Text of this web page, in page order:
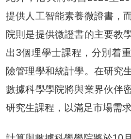
提供人工智能素養微證書，
院則是提供微證書的主要教
出3個理學士課程，分別着
險管理學和統計學。在研究
數據科學學院將與業界伙伴
研究生課程，以滿足市場需求